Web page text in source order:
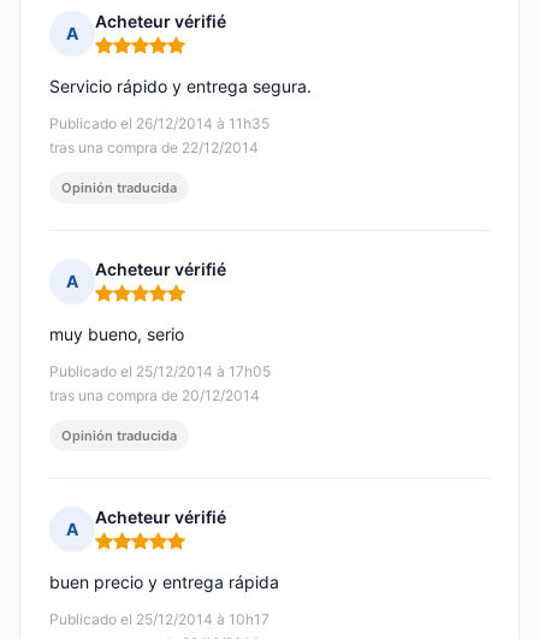
A
Acheteur vérifié
Nota: 5 de 5
Publicado el 26/12/2014 à 11h35
tras una compra de 22/12/2014
Servicio rápido y entrega segura.
Opinión traducida
A
Acheteur vérifié
Nota: 5 de 5
Publicado el 25/12/2014 à 17h05
tras una compra de 20/12/2014
muy bueno, serio
Opinión traducida
A
Acheteur vérifié
Nota: 5 de 5
Publicado el 25/12/2014 à 10h17
buen precio y entrega rápida